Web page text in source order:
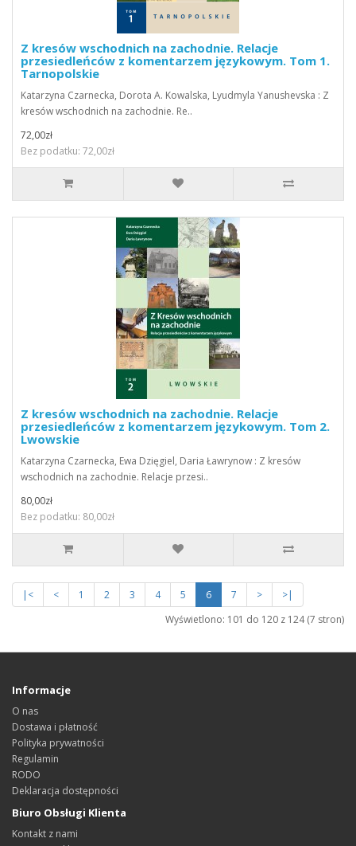
Z kresów wschodnich na zachodnie. Relacje
przesiedleńców z komentarzem językowym. Tom 1.
Tarnopolskie
Katarzyna Czarnecka, Dorota A. Kowalska, Lyudmyla Yanushevska : Z
kresów wschodnich na zachodnie. Re..
72,00zł
Bez podatku: 72,00zł
Z kresów wschodnich na zachodnie. Relacje
przesiedleńców z komentarzem językowym. Tom 2.
Lwowskie
Katarzyna Czarnecka, Ewa Dzięgiel, Daria Ławrynow : Z kresów
wschodnich na zachodnie. Relacje przesi..
80,00zł
Bez podatku: 80,00zł
|< < 1 2 3 4 5 6 7 >
>|
Wyświetlono: 101 do 120 z 124 (7 stron)
Informacje
O nas
Dostawa i płatność
Polityka prywatności
Regulamin
RODO
Deklaracja dostępności
Biuro Obsługi Klienta
Kontakt z nami